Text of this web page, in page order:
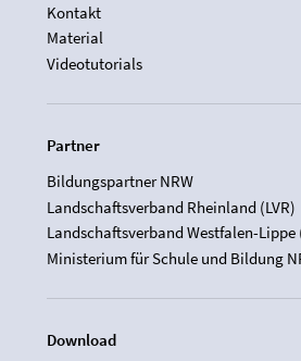
Kontakt
Material
Videotutorials
Partner
Bildungspartner NRW
Landschaftsverband Rheinland (LVR)
Landschaftsverband Westfalen-Lippe
Ministerium für Schule und Bildung
Download